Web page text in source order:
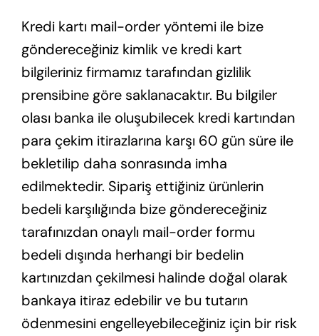
Kredi kartı mail-order yöntemi ile bize
göndereceğiniz kimlik ve kredi kart
bilgileriniz firmamız tarafından gizlilik
prensibine göre saklanacaktır. Bu bilgiler
olası banka ile oluşubilecek kredi kartından
para çekim itirazlarına karşı 60 gün süre ile
bekletilip daha sonrasında imha
edilmektedir. Sipariş ettiğiniz ürünlerin
bedeli karşılığında bize göndereceğiniz
tarafınızdan onaylı mail-order formu
bedeli dışında herhangi bir bedelin
kartınızdan çekilmesi halinde doğal olarak
bankaya itiraz edebilir ve bu tutarın
ödenmesini engelleyebileceğiniz için bir risk